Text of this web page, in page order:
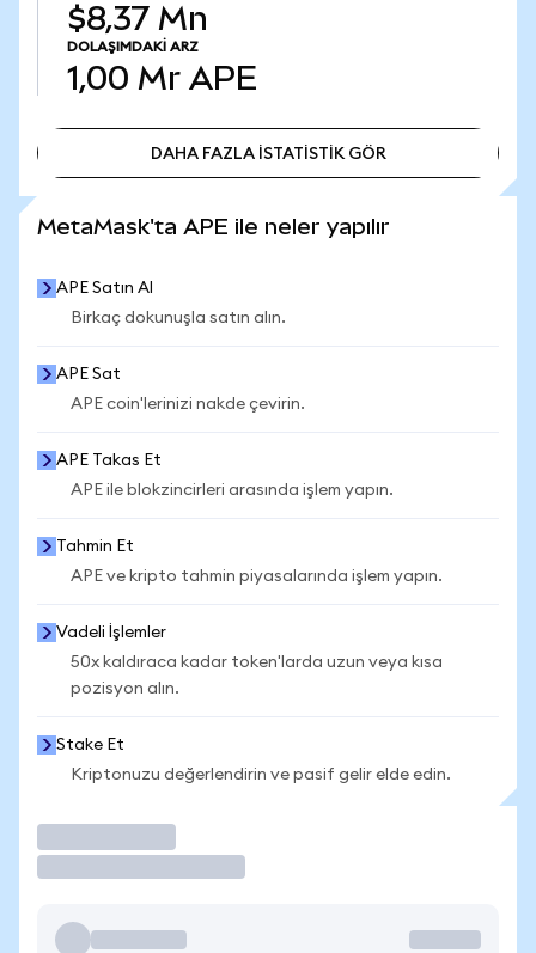
$8,37 Mn
DOLAŞIMDAKI ARZ
1,00 Mr APE
DAHA FAZLA İSTATİSTİK GÖR
MetaMask'ta APE ile neler yapılır
APE Satın Al
Birkaç dokunuşla satın alın.
APE Sat
APE coin'lerinizi nakde çevirin.
APE Takas Et
APE ile blokzincirleri arasında işlem yapın.
Tahmin Et
APE ve kripto tahmin piyasalarında işlem yapın.
Vadeli İşlemler
50x kaldıraca kadar token'larda uzun veya kısa
pozisyon alın.
Stake Et
Kriptonuzu değerlendirin ve pasif gelir elde edin.